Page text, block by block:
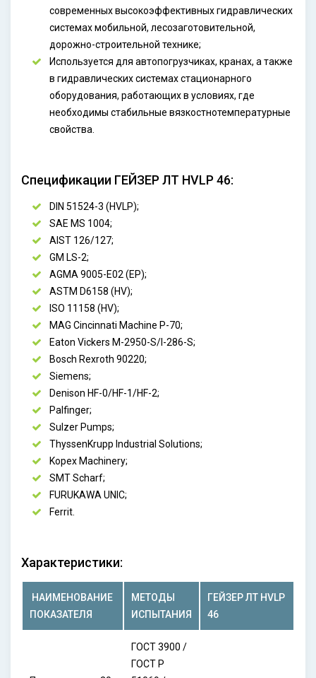
современных высокоэффективных гидравлических
системах мобильной, лесозаготовительной,
дорожно-строительной технике;
Используется для автопогрузчиках, кранах, а также
в гидравлических системах стационарного
оборудования, работающих в условиях, где
необходимы стабильные вязкостнотемпературные
свойства.
Спецификации ГЕЙЗЕР ЛТ HVLP 46:
DIN 51524-3 (HVLP);
SAE MS 1004;
AIST 126/127;
GM LS-2;
AGMA 9005-E02 (EP);
ASTM D6158 (HV);
ISO 11158 (HV);
MAG Cincinnati Machine P-70;
Eaton Vickers M-2950-S/I-286-S;
Bosch Rexroth 90220;
Siemens;
Denison HF-0/HF-1/HF-2;
Palfinger;
Sulzer Pumps;
ThyssenKrupp Industrial Solutions;
Kopex Machinery;
SMT Scharf;
FURUKAWA UNIC;
Ferrit.
Характеристики:
НАИМЕНОВАНИЕ
ПОКАЗАТЕЛЯ
МЕТОДЫ
ИСПЫТАНИЯ
ГЕЙЗЕР ЛТ HVLP
46
ГОСТ 3900 /
ГОСТ Р